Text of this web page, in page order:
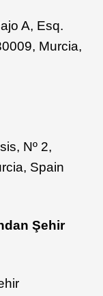
A, Esq.
Murcia,
Nº 2,
Spain
Şehir